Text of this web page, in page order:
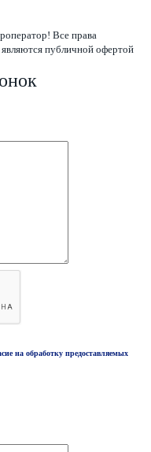
Все права
публичной офертой
на обработку предоставляемых